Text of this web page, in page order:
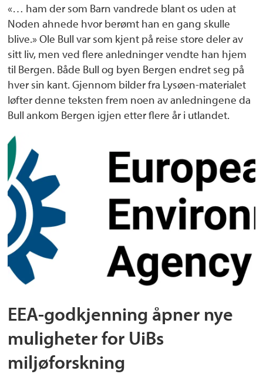
«… ham der som Barn vandrede blant os uden at
Noden ahnede hvor berømt han en gang skulle
blive.» Ole Bull var som kjent på reise store deler av
sitt liv, men ved flere anledninger vendte han hjem
til Bergen. Både Bull og byen Bergen endret seg på
hver sin kant. Gjennom bilder fra Lysøen-materialet
løfter denne teksten frem noen av anledningene da
Bull ankom Bergen igjen etter flere år i utlandet.
EEA-godkjenning åpner nye
muligheter for UiBs
miljøforskning